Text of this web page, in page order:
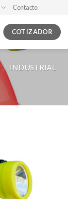
Contacto
COTIZADOR
/ INDUSTRIAL